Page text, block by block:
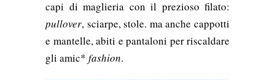
capi di maglieria con il prezioso filato:
pullover, sciarpe, stole. ma anche cappotti
e mantelle, abiti e pantaloni per riscaldare
gli amic* fashion.